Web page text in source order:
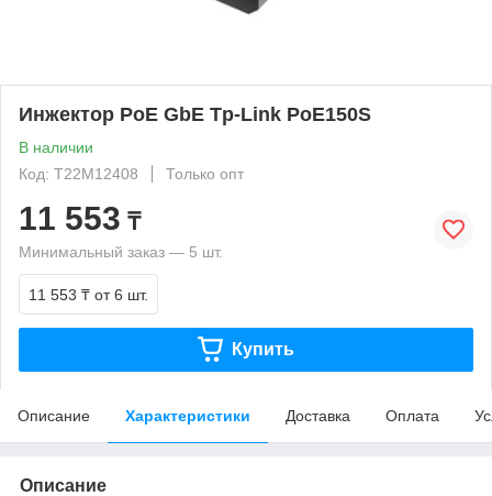
Инжектор PoE GbE Tp-Link PoE150S
В наличии
Код: T22M12408
Только опт
11 553 ₸
Минимальный заказ — 5 шт.
11 553 ₸ от 6 шт.
Купить
Описание Характеристики Доставка Оплата
Описание